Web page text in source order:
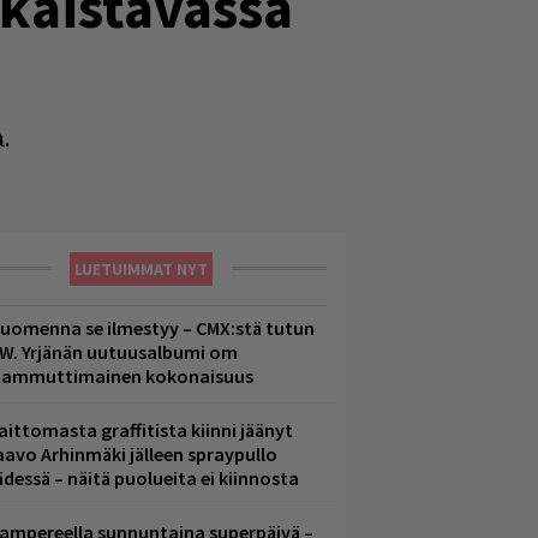
LUETUIMMAT NYT
se ilmestyy – CMX:stä tutun
Yrjänän uutuusalbumi om
kokonaisuus
graffitista kiinni jäänyt
Arhinmäki jälleen spraypullo
– näitä puolueita ei kiinnosta
sunnuntaina superpäivä –